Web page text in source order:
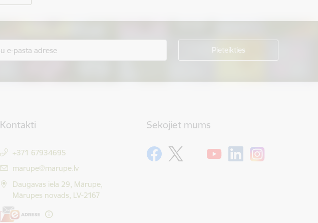
Kontakti
+371 67934695
E-pasts:
marupe@marupe.lv
Daugavas iela 29, Mārupe,
Mārupes novads, LV-2167
Sekojiet mums